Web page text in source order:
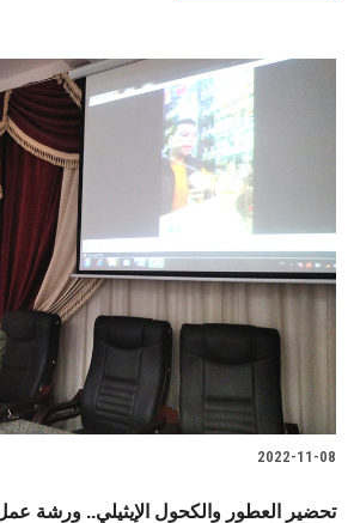
2022-11-08
تحضير العطور والكحول الإيثيلي.. ورشة